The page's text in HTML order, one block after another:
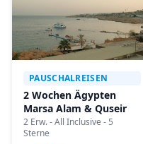
PAUSCHALREISEN
2 Wochen Ägypten
Marsa Alam & Quseir
2 Erw. - All Inclusive - 5
Sterne